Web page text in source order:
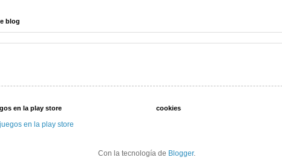
blog
en la play store
en la play store
cookies
Con la tecnología de Blogger.